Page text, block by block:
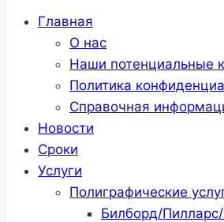
Главная
О нас
Наши потенциальные
Политика
Справочная
Новости
Сроки
Услуги
Полиграфические
Билборд/